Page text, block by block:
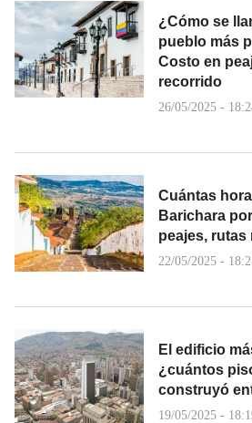
¿Cómo se
pueblo más
Costo en
recorrido
26/05/2025 -
Cuántas
Barichara
peajes,
22/05/2025 -
El edificio
¿cuántos
construyó
19/05/2025 -